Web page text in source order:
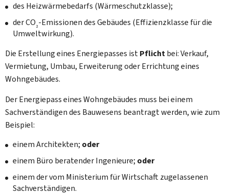
des Heizwärmebedarfs (Wärmeschutzklasse);
der CO2-Emissionen des Gebäudes (Effizienzklasse für die
Umweltwirkung).
Die Erstellung eines Energiepasses istPflichtbei: Verkauf,
Vermietung, Umbau, Erweiterung oder Errichtung eines
Wohngebäudes.
Der Energiepass eines Wohngebäudes muss bei einem
Sachverständigen des Bauwesens beantragt werden, wie zum
Beispiel:
einem Architekten; oder
einem Büro beratender Ingenieure; oder
einem der vom Ministerium für Wirtschaft zugelassenen
Sachverständigen.